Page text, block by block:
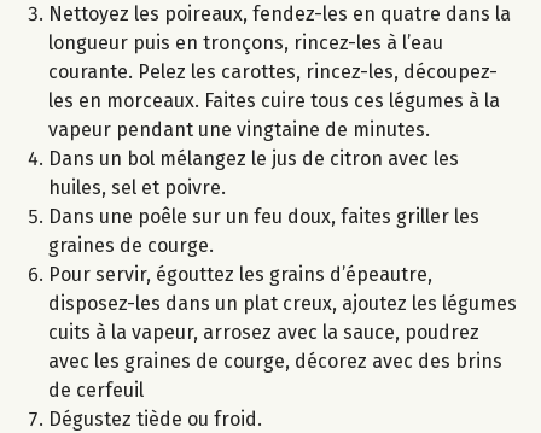
Nettoyez les poireaux, fendez-les en quatre dans la
longueur puis en tronçons, rincez-les à l’eau
courante. Pelez les carottes, rincez-les, découpez-
les en morceaux. Faites cuire tous ces légumes à la
vapeur pendant une vingtaine de minutes.
Dans un bol mélangez le jus de citron avec les
huiles, sel et poivre.
Dans une poêle sur un feu doux, faites griller les
graines de courge.
Pour servir, égouttez les grains d’épeautre,
disposez-les dans un plat creux, ajoutez les légumes
cuits à la vapeur, arrosez avec la sauce, poudrez
avec les graines de courge, décorez avec des brins
de cerfeuil
Dégustez tiède ou froid.